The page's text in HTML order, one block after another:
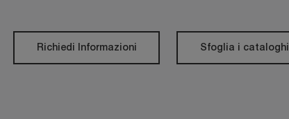
Richiedi Informazioni Sfoglia i cataloghi